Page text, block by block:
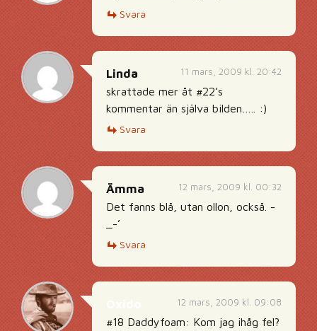
Svara
11 mars, 2009 kl. 20:42
Linda
skrattade mer åt #22’s
kommentar än själva bilden….. :)
Svara
12 mars, 2009 kl. 00:32
Ämma
Det fanns blå, utan ollon, också. -
_-’
Svara
12 mars, 2009 kl. 09:08
#18 Daddyfoam: Kom jag ihåg fel?